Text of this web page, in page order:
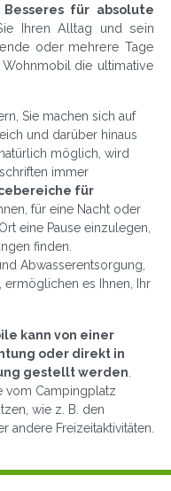
für absolute
Ihren Alltag und sein
oder mehrere Tage
die ultimative
Sie machen sich auf
und darüber hinaus
möglich, wird
immer
für
für eine Nacht oder
eine Pause einzulegen,
finden.
Abwasserentsorgung,
es Ihnen, Ihr
kann von einer
oder direkt in
gestellt werden
vom Campingplatz
wie z. B. den
Freizeitaktivitäten.